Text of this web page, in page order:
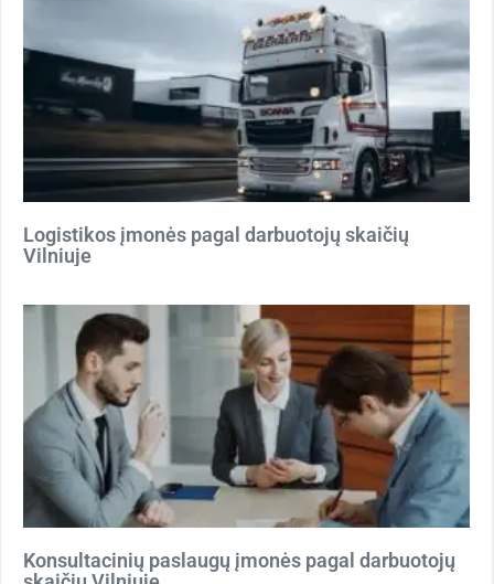
Logistikos įmonės pagal darbuotojų skaičių
Vilniuje
Konsultacinių paslaugų įmonės pagal darbuotojų